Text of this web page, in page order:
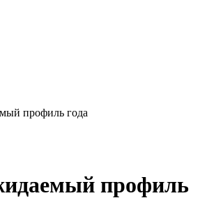
профиль года
профиль